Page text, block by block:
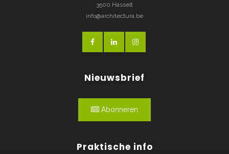
3500 Hasselt
info@architectura.be
Nieuwsbrief
Abonneren
Praktische info